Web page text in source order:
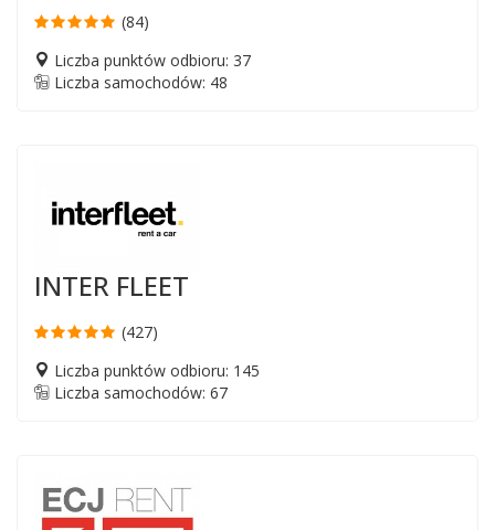
(84)
Liczba punktów odbioru: 37
Liczba samochodów: 48
INTER FLEET
(427)
Liczba punktów odbioru: 145
Liczba samochodów: 67